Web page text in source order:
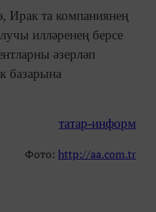
Ирак та компаниянең
илләренең берсе
әзерләп
базарына
татар-информ
Фото: http://aa.com.tr